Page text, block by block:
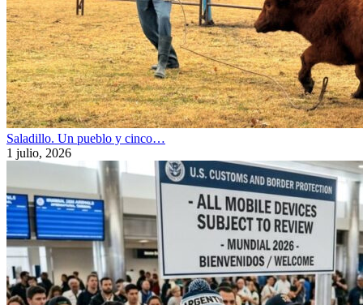
Saladillo. Un pueblo y cinco…
1 julio, 2026